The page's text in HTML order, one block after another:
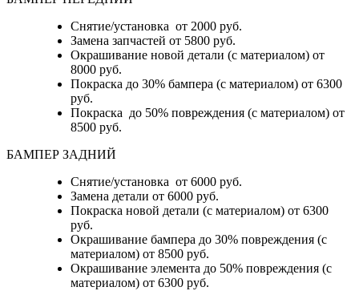
Снятие/установка от 2000 руб.
Замена запчастей от 5800 руб.
Окрашивание новой детали (с материалом) от
8000 руб.
Покраска до 30% бампера (с материалом) от 6300
руб.
Покраска до 50% повреждения (с материалом) от
8500 руб.
БАМПЕР ЗАДНИЙ
Снятие/установка от 6000 руб.
Замена детали от 6000 руб.
Покраска новой детали (с материалом) от 6300
руб.
Окрашивание бампера до 30% повреждения (с
материалом) от 8500 руб.
Окрашивание элемента до 50% повреждения (с
материалом) от 6300 руб.